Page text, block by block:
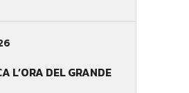
L’ORA DEL GRANDE